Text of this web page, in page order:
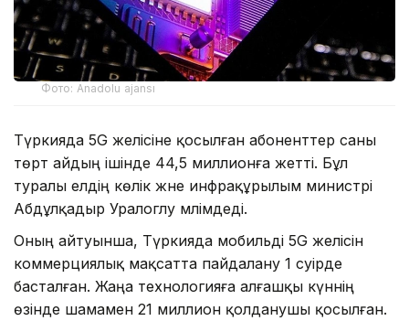
Фото: Anadolu ajansı
Түркияда 5G желісіне қосылған абоненттер саны
төрт айдың ішінде 44,5 миллионға жетті. Бұл
туралы елдің көлік және инфрақұрылым министрі
Абдұлқадыр Уралоглу мәлімдеді.
Оның айтуынша, Түркияда мобильді 5G желісін
коммерциялық мақсатта пайдалану 1 сәуірде
басталған. Жаңа технологияға алғашқы күннің
өзінде шамамен 21 миллион қолданушы қосылған.